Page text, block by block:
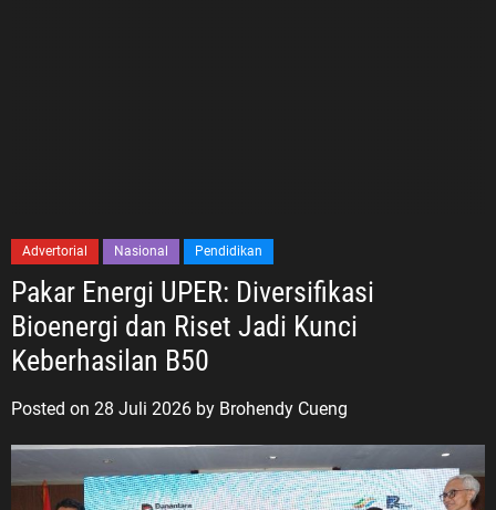
Advertorial Nasional Pendidikan
Pakar Energi UPER: Diversifikasi
Bioenergi dan Riset Jadi Kunci
Keberhasilan B50
Posted on 28 Juli 2026 by Brohendy Cueng